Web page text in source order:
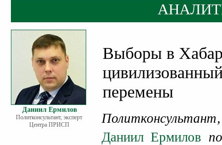
Даниил Ермилов
Политконсультант, эксперт
Центра ПРИСП
Выборы в
перемены
Даниил Ермилов